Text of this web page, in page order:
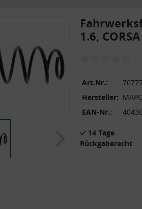
1.6,
Art.Nr.:
70777
Hersteller:
EAN-Nr.:
14 Tage
Rückgaberecht